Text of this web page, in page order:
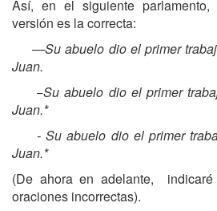
Así, en el siguiente parlamento,
versión es la correcta:
—Su abuelo dio el primer
Juan.
−Su abuelo dio el primer
Juan.*
- Su abuelo dio el primer
Juan.*
(De ahora en adelante,
oraciones incorrectas).